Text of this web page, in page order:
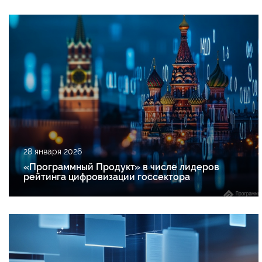
28 января 2026
«Программный Продукт» в числе лидеров
рейтинга цифровизации госсектора